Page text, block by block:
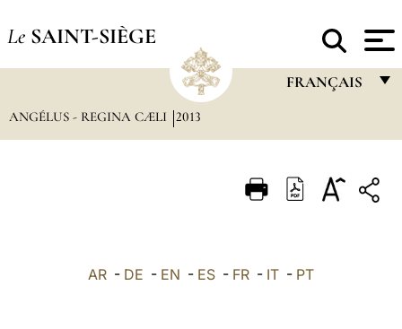
Le SAINT-SIÈGE
FRANÇAIS
ITALIANO
ANGÉLUS - REGINA CÆLI 2013
AR - DE - EN - ES - FR - IT - PT